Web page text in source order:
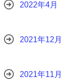
2022年4月
2021年12月
2021年11月